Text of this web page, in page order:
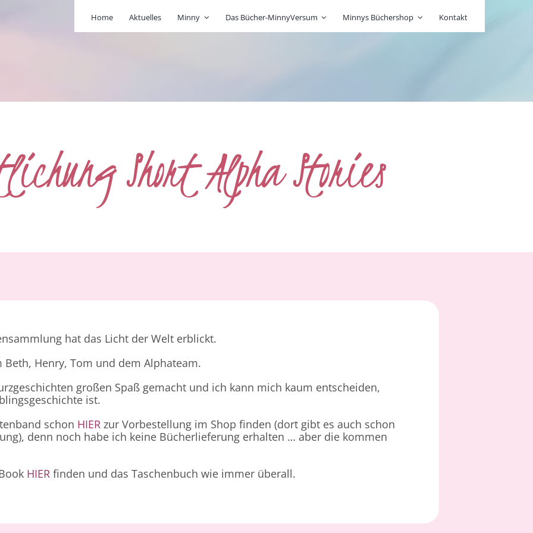
Home Aktuelles Minny Das Bücher-MinnyVersum Minnys Büchershop Kontakt
Short Alpha Stories
hat das Licht der Welt erblickt.
Henry, Tom und dem Alphateam.
großen Spaß gemacht und ich kann mich kaum entscheiden,
ist.
schon HIER zur Vorbestellung im Shop finden (dort gibt es auch schon
denn noch habe ich keine Bücherlieferung erhalten … aber die kommen
HIER finden und das Taschenbuch wie immer überall.